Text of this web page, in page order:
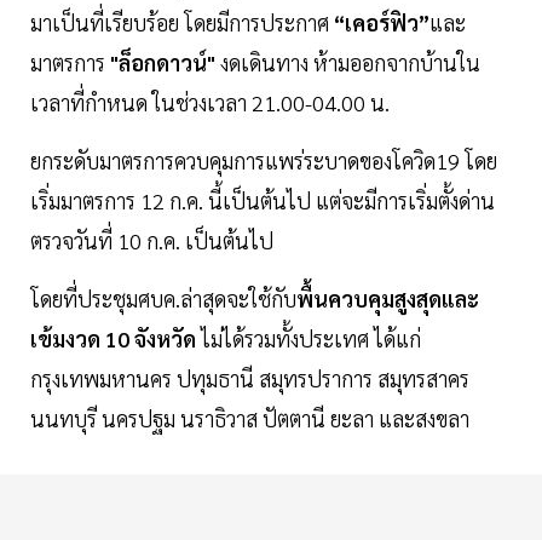
มาเป็นที่เรียบร้อย โดยมีการประกาศ “เคอร์ฟิว”และ
มาตรการ "ล็อกดาวน์" งดเดินทาง ห้ามออกจากบ้านใน
เวลาที่กำหนด ในช่วงเวลา 21.00-04.00 น.
ยกระดับมาตรการควบคุมการแพร่ระบาดของโควิด19 โดย
เริ่มมาตรการ 12 ก.ค. นี้เป็นต้นไป แต่จะมีการเริ่มตั้งด่าน
ตรวจวันที่ 10 ก.ค. เป็นต้นไป
โดยที่ประชุมศบค.ล่าสุดจะใช้กับพื้นควบคุมสูงสุดและ
เข้มงวด 10 จังหวัดไม่ได้รวมทั้งประเทศ ได้แก่
กรุงเทพมหานคร ปทุมธานี สมุทรปราการ สมุทรสาคร
นนทบุรี นครปฐม นราธิวาส ปัตตานี ยะลา และสงขลา